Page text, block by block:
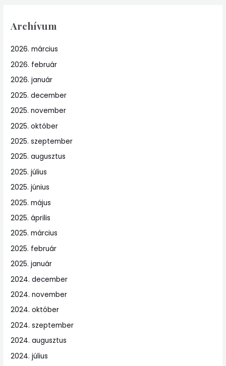
Archívum
2026. március
2026. február
2026. január
2025. december
2025. november
2025. október
2025. szeptember
2025. augusztus
2025. július
2025. június
2025. május
2025. április
2025. március
2025. február
2025. január
2024. december
2024. november
2024. október
2024. szeptember
2024. augusztus
2024. július